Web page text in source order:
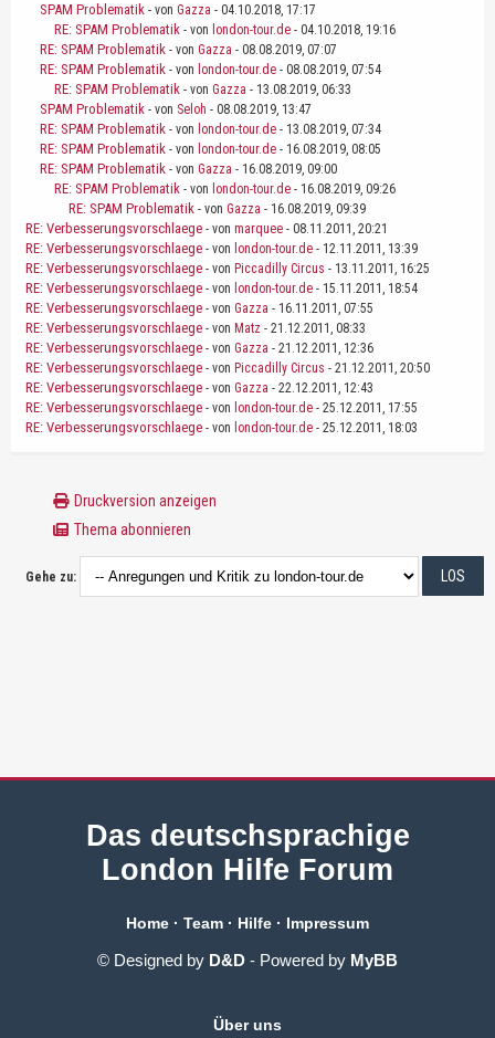
SPAM Problematik - von Gazza - 04.10.2018, 17:17
RE: SPAM Problematik - von london-tour.de - 04.10.2018, 19:16
RE: SPAM Problematik - von Gazza - 08.08.2019, 07:07
RE: SPAM Problematik - von london-tour.de - 08.08.2019, 07:54
RE: SPAM Problematik - von Gazza - 13.08.2019, 06:33
SPAM Problematik - von Seloh - 08.08.2019, 13:47
RE: SPAM Problematik - von london-tour.de - 13.08.2019, 07:34
RE: SPAM Problematik - von london-tour.de - 16.08.2019, 08:05
RE: SPAM Problematik - von Gazza - 16.08.2019, 09:00
RE: SPAM Problematik - von london-tour.de - 16.08.2019, 09:26
RE: SPAM Problematik - von Gazza - 16.08.2019, 09:39
RE: Verbesserungsvorschlaege - von marquee - 08.11.2011, 20:21
RE: Verbesserungsvorschlaege - von london-tour.de - 12.11.2011, 13:39
RE: Verbesserungsvorschlaege - von Piccadilly Circus - 13.11.2011, 16:25
RE: Verbesserungsvorschlaege - von london-tour.de - 15.11.2011, 18:54
RE: Verbesserungsvorschlaege - von Gazza - 16.11.2011, 07:55
RE: Verbesserungsvorschlaege - von Matz - 21.12.2011, 08:33
RE: Verbesserungsvorschlaege - von Gazza - 21.12.2011, 12:36
RE: Verbesserungsvorschlaege - von Piccadilly Circus - 21.12.2011, 20:50
RE: Verbesserungsvorschlaege - von Gazza - 22.12.2011, 12:43
RE: Verbesserungsvorschlaege - von london-tour.de - 25.12.2011, 17:55
RE: Verbesserungsvorschlaege - von london-tour.de - 25.12.2011, 18:03
Druckversion anzeigen
Thema abonnieren
Gehe zu:
Das deutschsprachige
London Hilfe Forum
Home · Team · Hilfe · Impressum
© Designed by D&D - Powered by MyBB
Über uns